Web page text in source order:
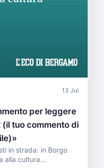
13 Jul
per leggere
tuo commento di
in strada: in Borgo
alla cultura...